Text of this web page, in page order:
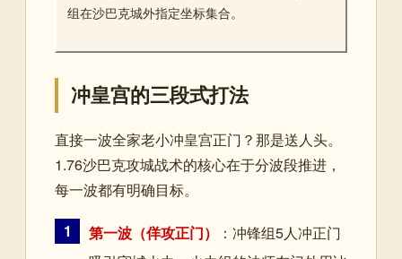
组在沙巴克城外指定坐标集合。
冲皇宫的三段式打法
直接一波全家老小冲皇宫正门？那是送人头。
1.76沙巴克攻城战术的核心在于分波段推进，
每一波都有明确目标。
1
第一波（佯攻正门）
：冲锋组5人冲正门